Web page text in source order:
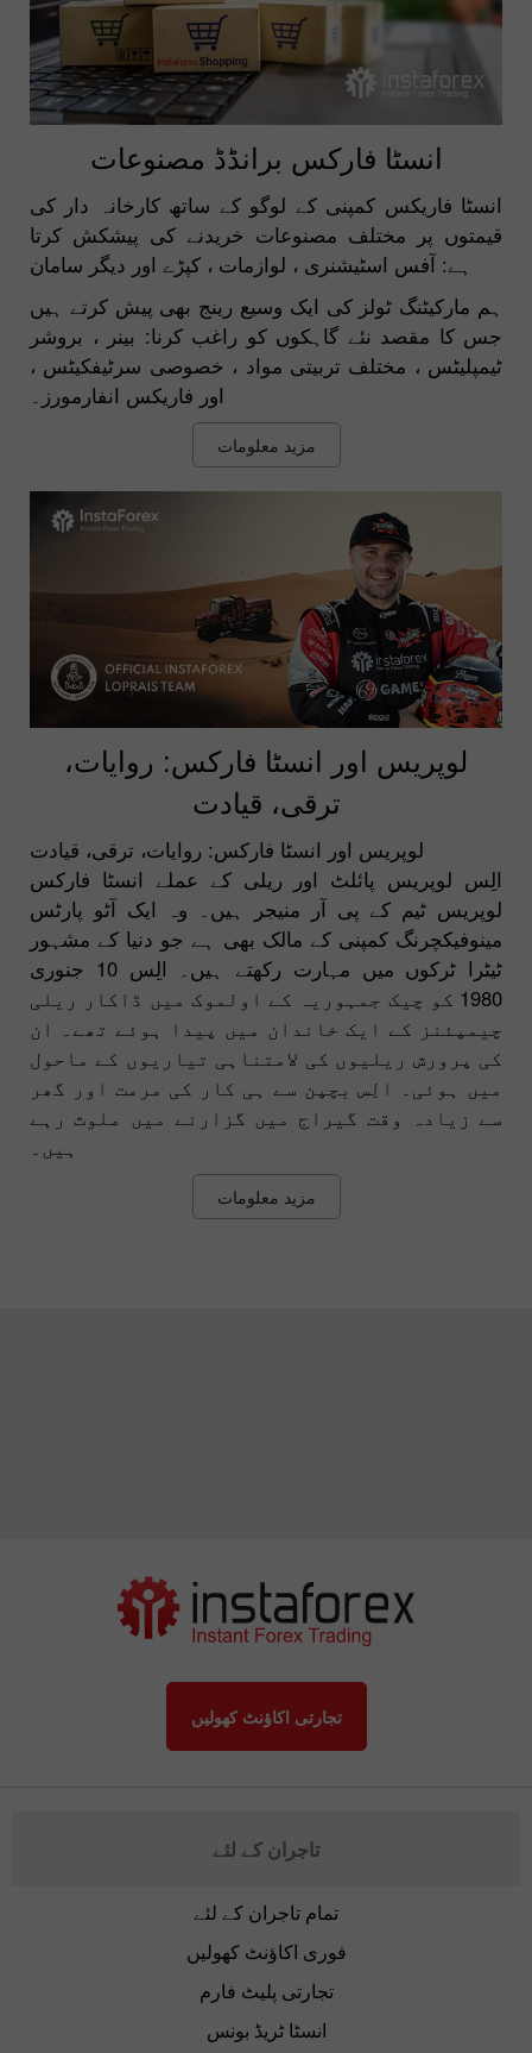
انسٹا فارکس برانڈڈ مصنوعات
انسٹا فاریکس کمپنی کے لوگو کے ساتھ کارخانہ دار کی
قیمتوں پر مختلف مصنوعات خریدنے کی پیشکش کرتا
ہے: آفس اسٹیشنری ، لوازمات ، کپڑے اور دیگر سامان
ہم مارکیٹنگ ٹولز کی ایک وسیع رینج بھی پیش کرتے ہیں
جس کا مقصد نئے گاہکوں کو راغب کرنا: بینر ، بروشر
ٹیمپلیٹس ، مختلف تربیتی مواد ، خصوصی سرٹیفکیٹس ،
اور فاریکس انفارمورز۔
مزید معلومات
لوپریس اور انسٹا فارکس: روایات،
ترقی، قیادت
لوپریس اور انسٹا فارکس: روایات، ترقی، قیادت
الِس لوپریس پائلٹ اور ریلی کے عملے انسٹا فارکس
لوپریس ٹیم کے پی آر منیجر ہیں۔ وہ ایک آٹو پارٹس
مینوفیکچرنگ کمپنی کے مالک بھی ہے جو دنیا کے مشہور
ٹیٹرا ٹرکوں میں مہارت رکھتے ہیں۔ الِس 10 جنوری
1980 کو چیک جمہوریہ کے اولموک میں ڈاکار ریلی
چیمپئنز کے ایک خاندان میں پیدا ہوئے تھے۔ ان
کی پرورش ریلیوں کی لامتناہی تیاریوں کے ماحول
میں ہوئی۔ الِس بچپن سے ہی کار کی مرمت اور گھر
سے زیادہ وقت گیراج میں گزارنے میں ملوث رہے
ہیں۔
مزید معلومات
تجارتی اکاؤنٹ کھولیں
تاجران کے لئے
تمام تاجران کے لئے
فوری اکاؤنٹ کھولیں
تجارتی پلیٹ فارم
انسٹا ٹریڈ بونس